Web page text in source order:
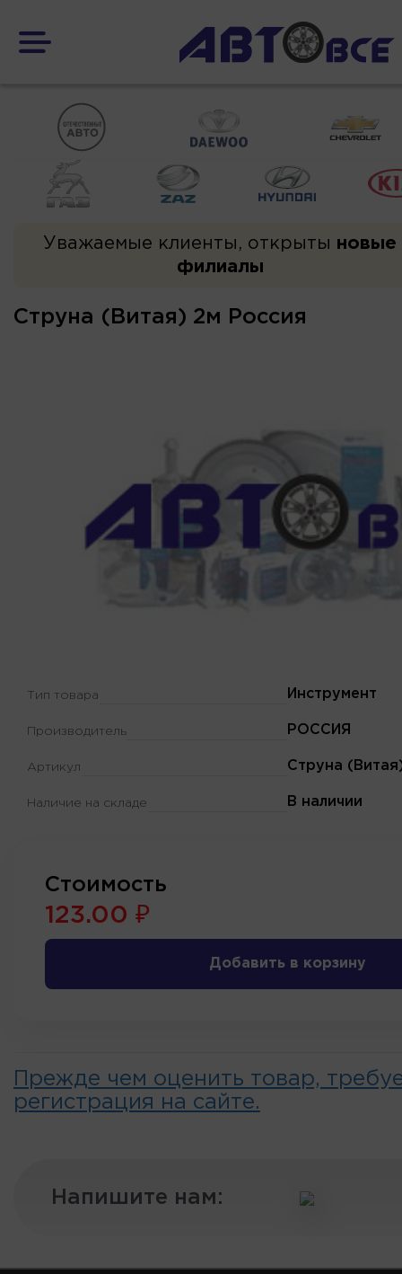
Уважаемые клиенты, открыты новые
филиалы
Струна (Витая) 2м Россия
Тип товара Инструмент
Производитель РОССИЯ
Артикул Струна
Наличие на складе В наличии
Стоимость
123.00 ₽
Добавить в корзину
Прежде чем оценить товар,
регистрация на сайте.
Напишите нам: